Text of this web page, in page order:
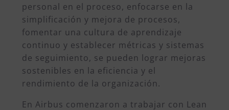
personal en el proceso, enfocarse en la
simplificación y mejora de procesos,
fomentar una cultura de aprendizaje
continuo y establecer métricas y sistemas
de seguimiento, se pueden lograr mejoras
sostenibles en la eficiencia y el
rendimiento de la organización.
En Airbus comenzaron a trabajar con Lean